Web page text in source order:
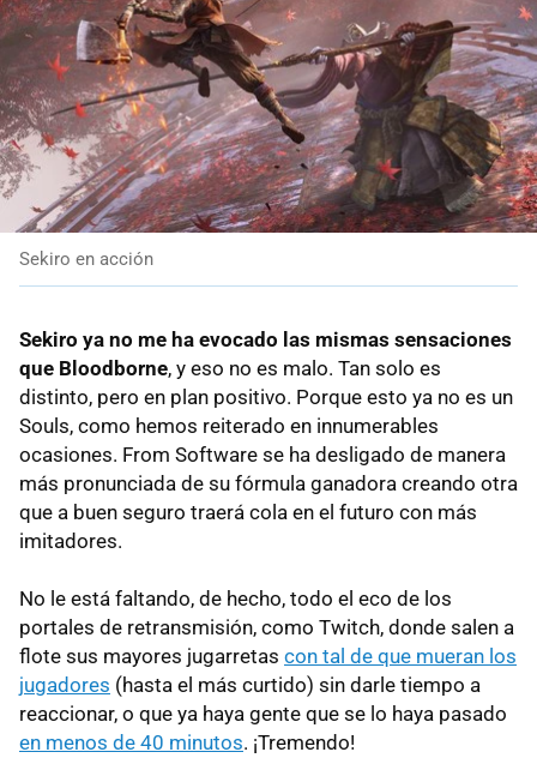
Sekiro en acción
Sekiro ya no me ha evocado las mismas sensaciones
que Bloodborne, y eso no es malo. Tan solo es
distinto, pero en plan positivo. Porque esto ya no es un
Souls, como hemos reiterado en innumerables
ocasiones. From Software se ha desligado de manera
más pronunciada de su fórmula ganadora creando otra
que a buen seguro traerá cola en el futuro con más
imitadores.
No le está faltando, de hecho, todo el eco de los
portales de retransmisión, como Twitch, donde salen a
flote sus mayores jugarretas con tal de que mueran los
jugadores (hasta el más curtido) sin darle tiempo a
reaccionar, o que ya haya gente que se lo haya pasado
en menos de 40 minutos. ¡Tremendo!